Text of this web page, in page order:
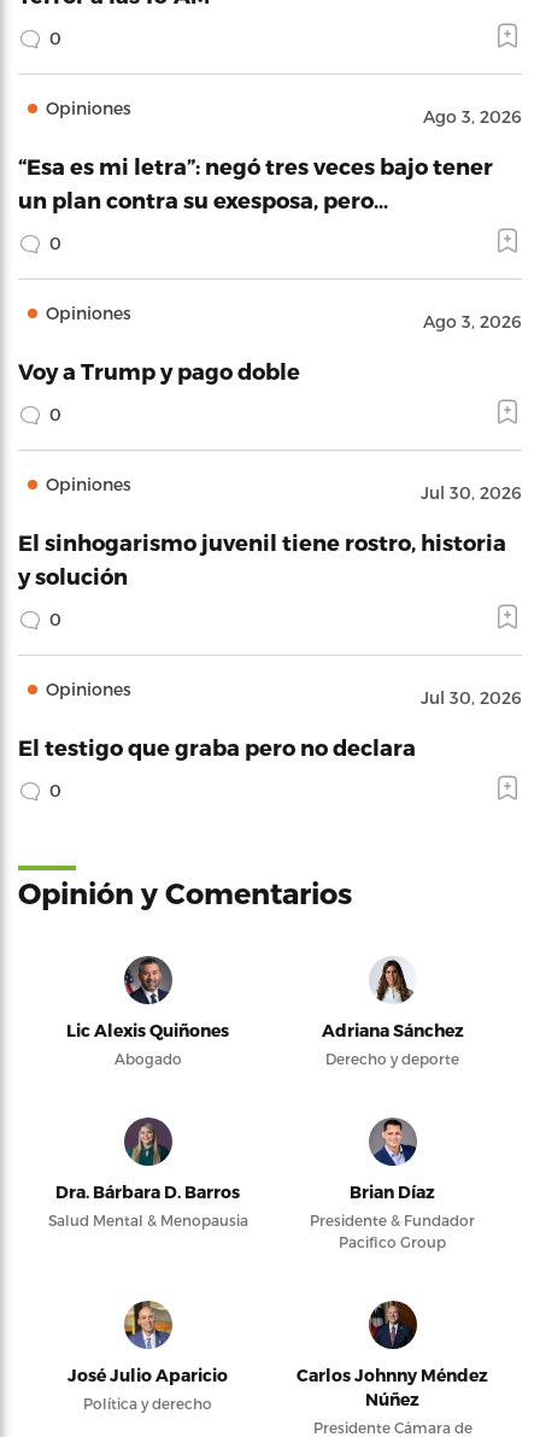
0
Opiniones Ago 3, 2026
“Esa es mi letra”: negó tres veces bajo tener
un plan contra su exesposa, pero…
0
Opiniones Ago 3, 2026
Voy a Trump y pago doble
0
Opiniones Jul 30, 2026
El sinhogarismo juvenil tiene rostro, historia
y solución
0
Opiniones Jul 30, 2026
El testigo que graba pero no declara
0
Opinión y Comentarios
Lic Alexis Quiñones
Abogado
Adriana Sánchez
Derecho y deporte
Dra. Bárbara D. Barros
Salud Mental & Menopausia
Brian Díaz
Presidente & Fundador
Pacifico Group
José Julio Aparicio
Política y derecho
Carlos Johnny Méndez
Núñez
Presidente Cámara de